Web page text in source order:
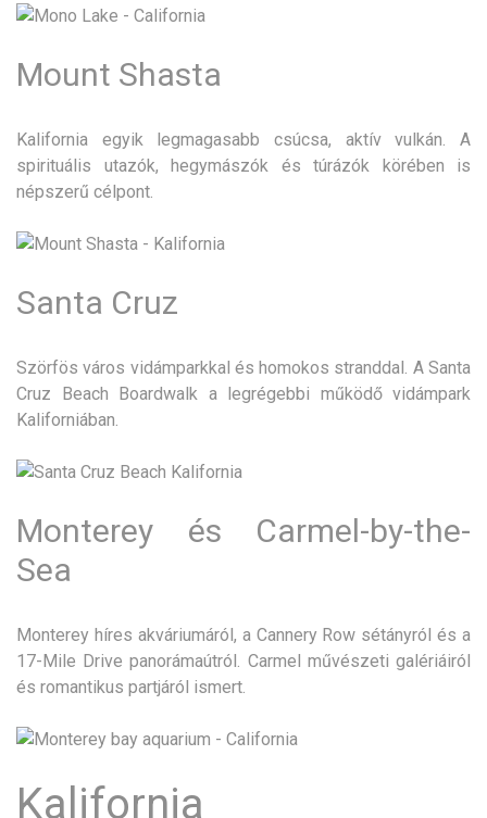
Mount Shasta
Kalifornia egyik legmagasabb csúcsa, aktív vulkán. A
spirituális utazók, hegymászók és túrázók körében is
népszerű célpont.
Santa Cruz
Szörfös város vidámparkkal és homokos stranddal. A Santa
Cruz Beach Boardwalk a legrégebbi működő vidámpark
Kaliforniában.
Monterey és Carmel-by-the-
Sea
Monterey híres akváriumáról, a Cannery Row sétányról és a
17-Mile Drive panorámaútról. Carmel művészeti galériáiról
és romantikus partjáról ismert.
Kalifornia